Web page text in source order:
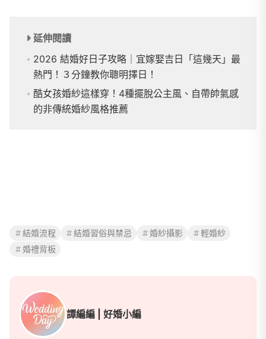
延伸閱讀
2026 結婚好日子攻略｜宜嫁娶吉日「這幾天」最
熱門！３分鐘教你聰明擇日！
酷女孩婚紗這樣穿！4種擺脫公主風、自帶帥氣感
的非傳統婚紗風格推薦
結婚流程 結婚習俗與禁忌 婚紗攝影
輕婚紗
婚禮背板
譚編編 | 好婚小編